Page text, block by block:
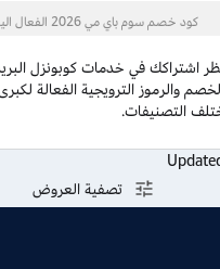
كود خصم سوم باي مي 2026 الفعال اليوم
اشتراكك في خدمات كوبونزل
والرموز الترويجية الفعالة
التصنيفات.
تصفية العروض